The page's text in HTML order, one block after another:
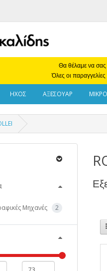
Θα θέλαμε να σας
Όλες οι
ΗΧΟΣ ΑΞΕΣΟΥΑΡ
Μηχανές 2